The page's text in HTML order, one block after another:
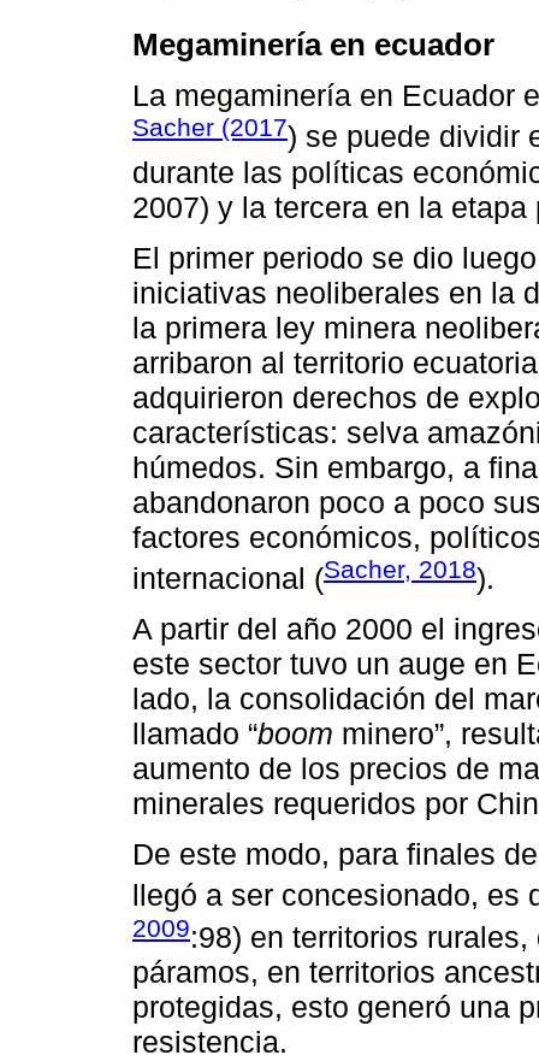
Megaminería en ecuador
La megaminería en Ecuador
Sacher (2017) se puede dividir
durante las políticas
2007) y la tercera en la
El primer periodo se dio
iniciativas neoliberales en la
la primera ley minera
arribaron al territorio
adquirieron derechos de
características: selva
húmedos. Sin embargo, a
abandonaron poco a poco
factores económicos,
internacional (Sacher, 2018).
A partir del año 2000 el
este sector tuvo un auge en
lado, la consolidación del
llamado “boom minero”,
aumento de los precios de
minerales requeridos por
De este modo, para finales
llegó a ser concesionado, es
2009:98) en territorios
páramos, en territorios
protegidas, esto generó una
resistencia.